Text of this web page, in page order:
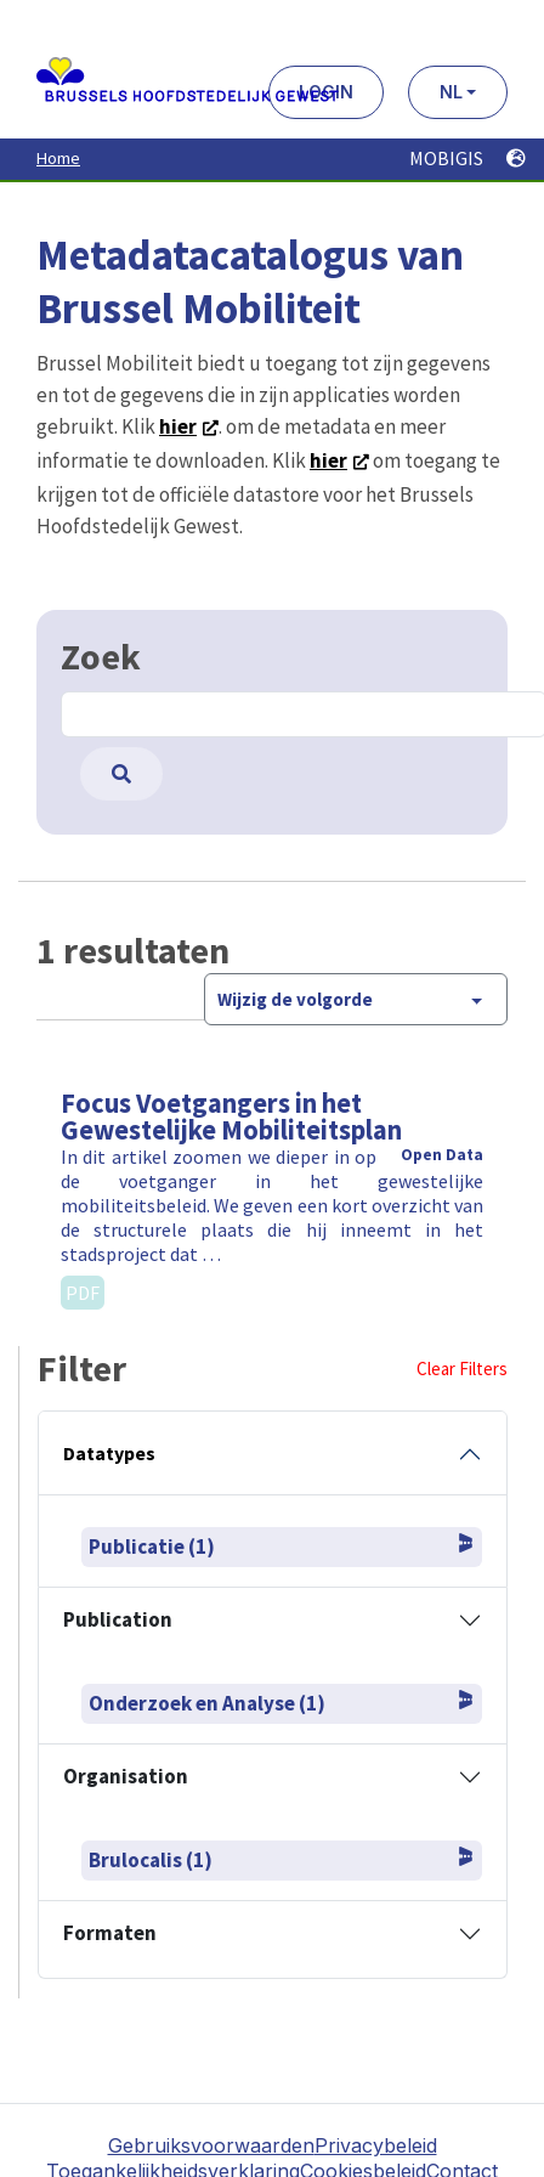
contenu
principal
LOGIN NL
Home MOBIGIS
Metadatacatalogus van
Brussel Mobiliteit
Brussel Mobiliteit biedt u toegang tot zijn gegevens
en tot de gegevens die in zijn applicaties worden
gebruikt. Klikhier
. om de metadata en meer
informatie te downloaden. Klikhier
om toegang te
krijgen tot de officiële datastore voor het Brussels
Hoofdstedelijk Gewest.
Zoek
1 resultaten
Wijzig de volgorde
Focus Voetgangers in het
Gewestelijke Mobiliteitsplan
Open Data
In dit artikel zoomen we dieper in op
de voetganger in het gewestelijke
mobiliteitsbeleid. We geven een kort overzicht van
de structurele plaats die hij inneemt in het
stadsproject dat …
PDF
Filter Clear Filters
Datatypes
Publicatie (1)
Publication
Onderzoek en Analyse (1)
Organisation
Brulocalis (1)
Formaten
GebruiksvoorwaardenPrivacybeleid
ToegankelijkheidsverklaringCookiesbeleidContact